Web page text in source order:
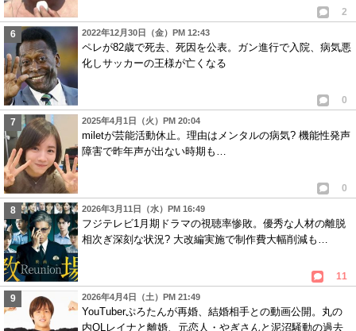
2
2022年12月30日（金）PM 12:43
ペレが82歳で死去、死因を公表。ガン進行で入院、病気悪
化しサッカーの王様が亡くなる
0
2025年4月1日（火）PM 20:04
miletが芸能活動休止。理由はメンタルの病気? 機能性発声
障害で昨年声が出ない時期も…
0
2026年3月11日（水）PM 16:49
フジテレビ1月期ドラマの視聴率惨敗。優秀な人材の離脱
相次ぎ深刻な状況? 大改編実施で制作費大幅削減も…
11
2026年4月4日（土）PM 21:49
YouTuberぷろたんが再婚、結婚相手との動画公開。丸の
内OLレイナと離婚、元恋人・やぎさんと泥沼騒動の過去